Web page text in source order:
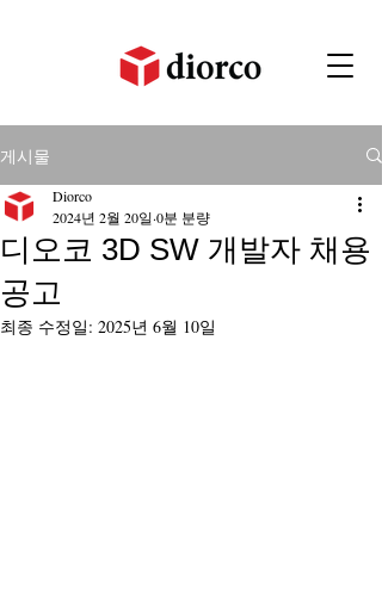
게시물
디오코 3D SW 개발자 채용
공고
Diorco
2024년 2월 20일 0분 분량
최종 수정일: 2025년 6월 10일